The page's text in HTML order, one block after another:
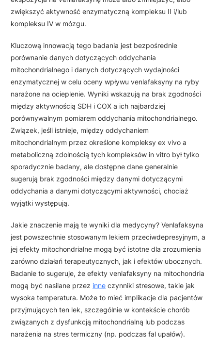
zwiększyć aktywność enzymatyczną kompleksu II i/lub
kompleksu IV w mózgu.
Kluczową innowacją tego badania jest bezpośrednie
porównanie danych dotyczących oddychania
mitochondrialnego i danych dotyczących wydajności
enzymatycznej w celu oceny wpływu venlafaksyny na ryby
narażone na ocieplenie. Wyniki wskazują na brak zgodności
między aktywnością SDH i COX a ich najbardziej
porównywalnym pomiarem oddychania mitochondrialnego.
Związek, jeśli istnieje, między oddychaniem
mitochondrialnym przez określone kompleksy ex vivo a
metaboliczną zdolnością tych kompleksów in vitro był tylko
sporadycznie badany, ale dostępne dane generalnie
sugerują brak zgodności między danymi dotyczącymi
oddychania a danymi dotyczącymi aktywności, chociaż
wyjątki występują.
Jakie znaczenie mają te wyniki dla medycyny? Venlafaksyna
jest powszechnie stosowanym lekiem przeciwdepresyjnym, a
jej efekty mitochondrialne mogą być istotne dla zrozumienia
zarówno działań terapeutycznych, jak i efektów ubocznych.
Badanie to sugeruje, że efekty venlafaksyny na mitochondria
mogą być nasilane przez inne czynniki stresowe, takie jak
wysoka temperatura. Może to mieć implikacje dla pacjentów
przyjmujących ten lek, szczególnie w kontekście chorób
związanych z dysfunkcją mitochondrialną lub podczas
narażenia na stres termiczny (np. podczas fal upałów).